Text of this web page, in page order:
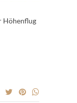
Höhenflug